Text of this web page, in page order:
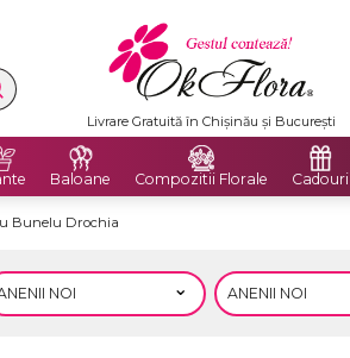
Livrare Gratuită în Chișinău și București
Baloane Compozitii Florale Cadouri
Bunelu Drochia